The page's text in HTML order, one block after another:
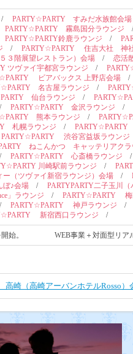
PARTY☆PARTY すみだ水族館会
PARTY☆PARTY 霧島国分ラウンジ
PARTY☆PARTY鈴鹿ラウンジ /
/ PARTY☆PARTY 住吉大社 神
３階展望レストラン）会場 / 恋活
ツヴァイ宇都宮ラウンジ /
ビアバックス 上野店会場
名古屋ラウンジ /
仙台ラウンジ /
PARTY☆PARTY 金沢ラウンジ /
熊本ラウンジ /
札幌ラウンジ / PARTY☆PARTY
PARTY☆PARTY 渋谷宮益坂ラウンジ
ねこんかつ キャッテリアクラ
PARTY☆PARTY 心斎橋ラウンジ
川崎駅前ラウンジ /
（ツヴァイ新宿ラウンジ）会場 /
♪会場 / PARTYPARTY二子玉川
」ラウンジ / PARTY☆PARTY 梅
PARTY☆PARTY 神戸ラウンジ /
新宿西口ラウンジ /
開始。 WEB事業＋対面型リアル
崎（高崎アーバンホテルRosso）